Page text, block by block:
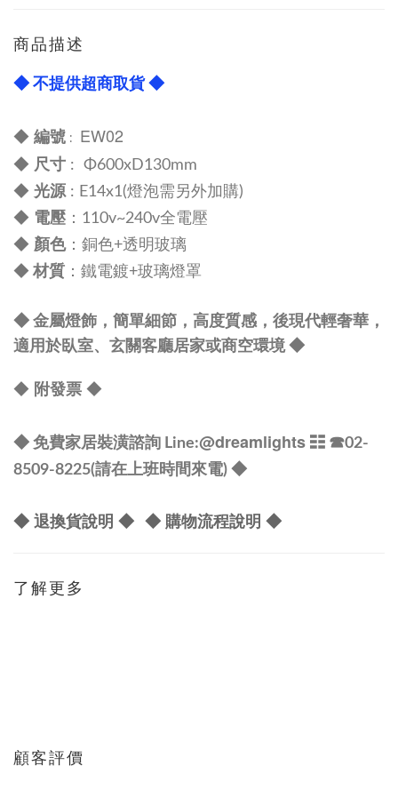
商品描述
◆ 不提供超商取貨 ◆
◆ 編號 : EW02
◆ 尺寸 : Φ600xD130mm
◆ 光源 : E14x1(燈泡需另外加購)
◆ 電壓 ：110v~240v全電壓
◆ 顏色： 銅色+透明玻璃
◆ 材質 ： 鐵電鍍+玻璃燈罩
◆ 金屬燈飾，簡單細節，高度質感，後現代輕奢華，
適用於臥室、玄關客廳居家或商空環境 ◆
◆ 附發票 ◆
◆ 免費家居裝潢諮詢 Line:@dreamlights ☷ ☎02-
8509-8225(請在上班時間來電) ◆
◆ 退換貨說明 ◆ ◆ 購物流程說明 ◆
了解更多
顧客評價